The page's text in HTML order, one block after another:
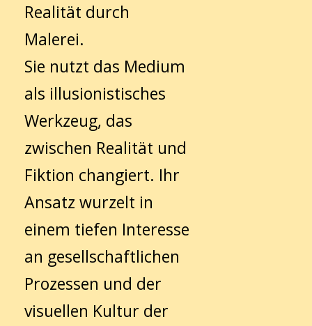
Realität durch
Malerei.
Sie nutzt das Medium
als illusionistisches
Werkzeug, das
zwischen Realität und
Fiktion changiert. Ihr
Ansatz wurzelt in
einem tiefen Interesse
an gesellschaftlichen
Prozessen und der
visuellen Kultur der